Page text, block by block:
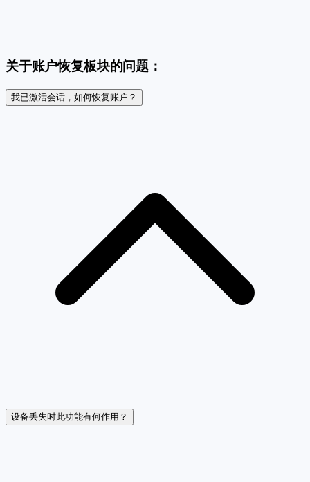
关于账户恢复板块的问题：
我已激活会话，如何恢复账户？
设备丢失时此功能有何作用？